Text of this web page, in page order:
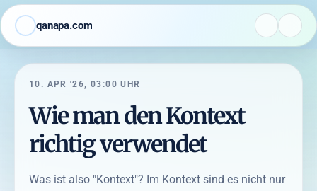
qanapa.com
10. APR '26, 03:00 UHR
Wie man den Kontext
richtig verwendet
Was ist also "Kontext"? Im Kontext sind es nicht nur